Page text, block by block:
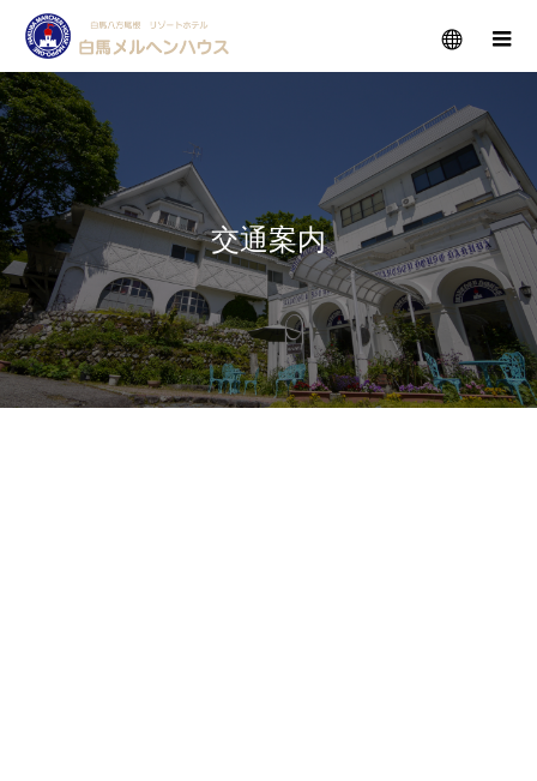
メニュー
交通案内